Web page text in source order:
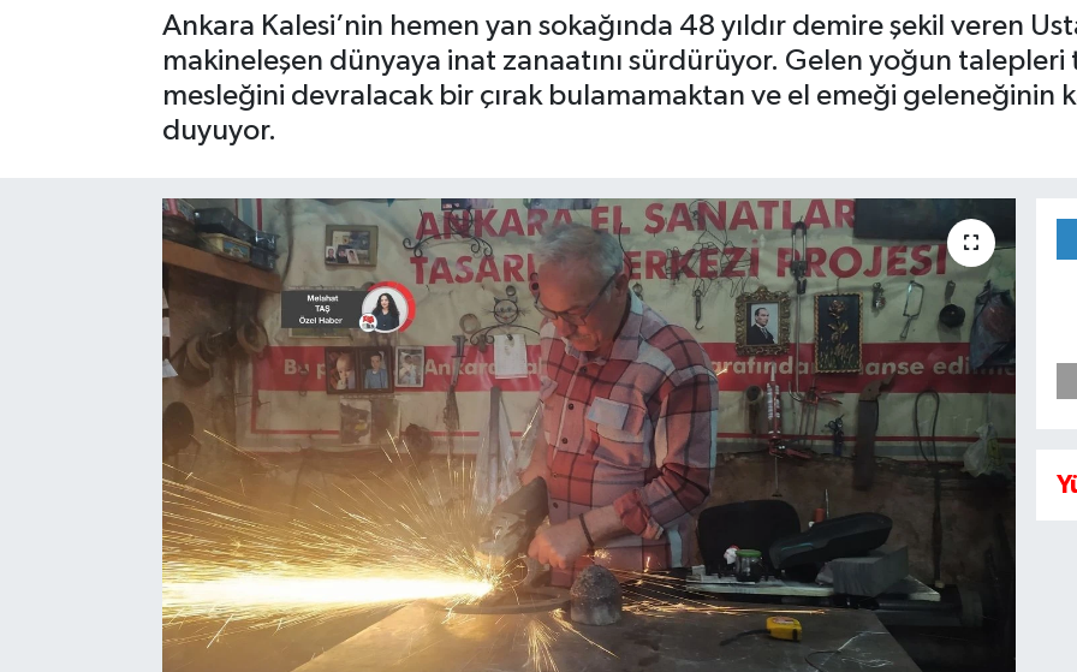
Ankara Kalesi’nin hemen yan sokağında 48 yıldır demire şekil veren
makineleşen dünyaya inat zanaatını sürdürüyor. Gelen yoğun talepleri
mesleğini devralacak bir çırak bulamamaktan ve el emeği geleneğinin
duyuyor.